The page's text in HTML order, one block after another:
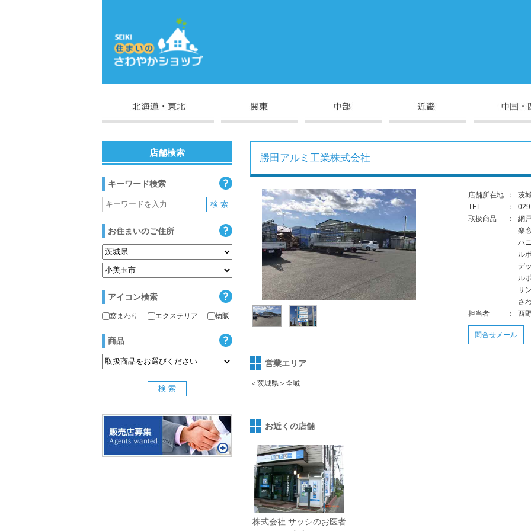
勝田アルミ工業株式会社
店舗所在地 ：
茨
TEL
：
取扱商品
：
網
楽
ハ
ル
デ
ル
サ
さ
担当者
： 西
問合せメール
営業エリア
＜茨城県＞全域
お近くの店舗
株式会社 サッシのお医者
店舗検索
キーワード検索
お住まいのご住所
アイコン検索
窓まわり エクステリア 物販
商品